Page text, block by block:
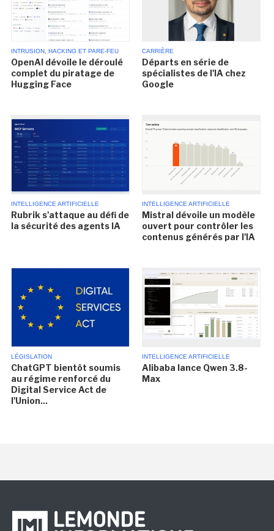
INTRUSION, HACKING ET PARE-FEU
OpenAI dévoile le déroulé
complet du piratage de
Hugging Face
CARRIÈRE
Départs en série de
spécialistes de l'IA chez
Google
INTELLIGENCE ARTIFICIELLE
Rubrik s'attaque au défi de
la sécurité des agents IA
INTELLIGENCE ARTIFICIELLE
Mistral dévoile un modèle
ouvert pour contrôler les
contenus générés par l'IA
LÉGISLATION
ChatGPT bientôt soumis
au régime renforcé du
Digital Service Act de
l'Union...
INTELLIGENCE ARTIFICIELLE
Alibaba lance Qwen 3.8-
Max